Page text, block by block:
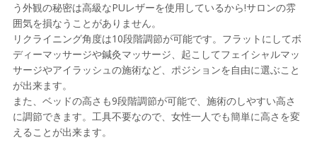
う外観の秘密は高級なPUレザーを使用しているから!サロンの雰
囲気を損なうことがありません。
リクライニング角度は10段階調節が可能です。フラットにしてボ
ディーマッサージや鍼灸マッサージ、起こしてフェイシャルマッ
サージやアイラッシュの施術など、ポジションを自由に選ぶこと
が出来ます。
また、ベッドの高さも9段階調節が可能で、施術のしやすい高さ
に調節できます。工具不要なので、女性一人でも簡単に高さを変
えることが出来ます。